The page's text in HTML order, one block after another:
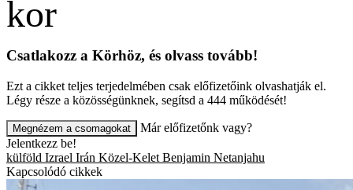
Csatlakozz a Körhöz, és olvass tovább!
Ezt a cikket teljes terjedelmében csak előfizetőink olvashatják el.
Légy része a közösségünknek, segítsd a 444 működését!
Megnézem a csomagokat
Már előfizetőnk vagy?
Jelentkezz be!
külföld Izrael Irán Közel-Kelet Benjamin Netanjahu
Kapcsolódó cikkek